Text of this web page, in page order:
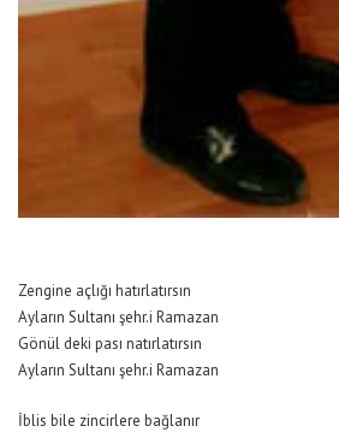
Zengine açlığı hatırlatırsın
Ayların Sultanı şehr.i Ramazan
Gönül deki pası natırlatırsın
Ayların Sultanı şehr.i Ramazan
İblis bile zincirlere bağlanır